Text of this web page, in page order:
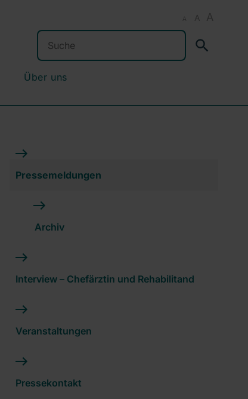
A A A
Suchen
Über uns
Pressemeldungen
Archiv
Interview – Chefärztin und Rehabilitand
Veranstaltungen
Pressekontakt